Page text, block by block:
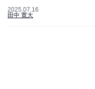
2025.07.16
田中 寛大